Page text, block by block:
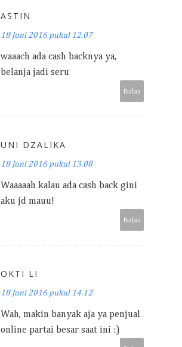
ASTIN
18 Juni 2016 pukul 12.07
waaach ada cash backnya ya,
belanja jadi seru
Balas
UNI DZALIKA
18 Juni 2016 pukul 13.08
Waaaaah kalau ada cash back gini
aku jd mauu!
Balas
OKTI LI
18 Juni 2016 pukul 14.12
Wah, makin banyak aja ya penjual
online partai besar saat ini :)